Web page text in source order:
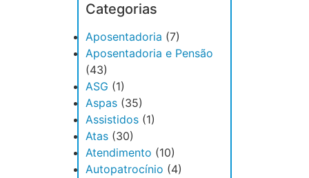
Categorias
Aposentadoria (7)
Aposentadoria e Pensão
(43)
ASG (1)
Aspas (35)
Assistidos (1)
Atas (30)
Atendimento (10)
Autopatrocínio (4)